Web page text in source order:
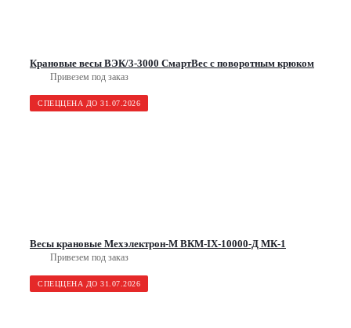
Крановые весы ВЭК/3-3000 СмартВес с поворотным крюком
Привезем под заказ
СПЕЦЦЕНА ДО 31.07.2026
Весы крановые Мехэлектрон-М ВКМ-IX-10000-Д МК-1
Привезем под заказ
СПЕЦЦЕНА ДО 31.07.2026